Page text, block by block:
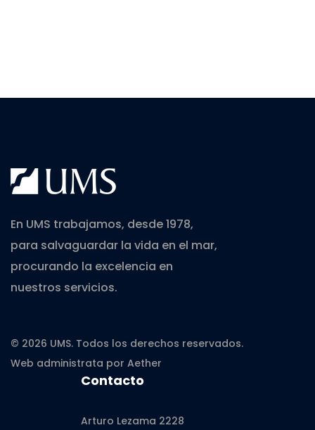
En UMS trabajamos, desde 1978,
para salvaguardar la vida en el mar,
procurando la excelencia en
nuestros servicios.
© 2026 UMS. Todos los derechos reservados.
Web administrata por Aether
Contacto
Arturo Lezama 2228